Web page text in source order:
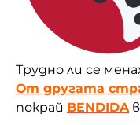
Трудно ли се
От другата
покрай BENDIDA